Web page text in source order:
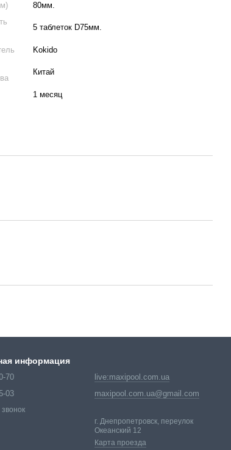
80мм.
5 таблеток D75мм.
Kokido
Китай
1 месяц
информация
70
03
live:maxipool.com.ua
maxipool.com.ua@gmail.com
г. Днепропетровск, переулок
Океанский 12
Карта проезда